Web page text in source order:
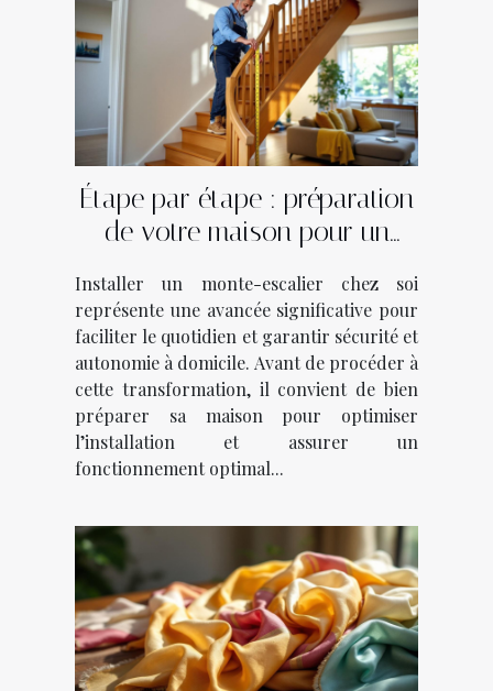
Étape par étape : préparation
de votre maison pour un
Installer un monte-escalier chez soi
représente une avancée significative pour
faciliter le quotidien et garantir sécurité et
autonomie à domicile. Avant de procéder à
cette transformation, il convient de bien
préparer sa maison pour optimiser
l’installation et assurer un
fonctionnement optimal...